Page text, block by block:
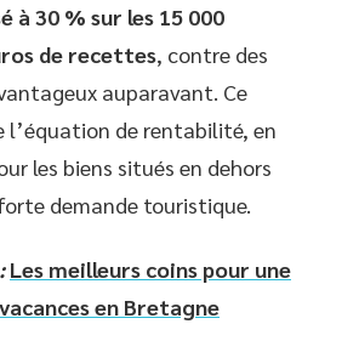
à 30 % sur les 15 000
de recettes, contre des
auparavant. Ce
l’équation de rentabilité, en
les biens situés en dehors
demande touristique.
Les meilleurs coins pour une
en Bretagne